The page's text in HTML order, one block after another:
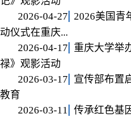
2026-04-27
2026美国青
动仪式在重庆...
2026-04-17
重庆大学举
禄》观影活动
2026-03-17
宣传部布置
教育
2026-03-11
传承红色基